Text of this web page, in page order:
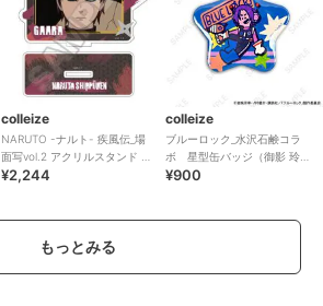
colleize
NARUTO -ナルト- 疾風伝_場
面写vol.2 アクリルスタンド 我
愛羅
¥2,244
colleize
ブルーロック_水沢石鹸コラ
ボ 星型缶バッジ（御影 玲
王）
¥900
もっとみる